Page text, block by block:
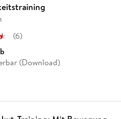
(6)
(Download)